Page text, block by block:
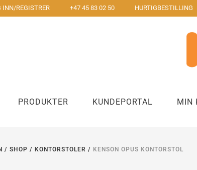
INN/REGISTRER +47 45 83 02 50 HURTIGBESTILLING
PRODUKTER KUNDEPORTAL MIN
/ SHOP / KONTORSTOLER / KENSON OPUS KONTORSTOL